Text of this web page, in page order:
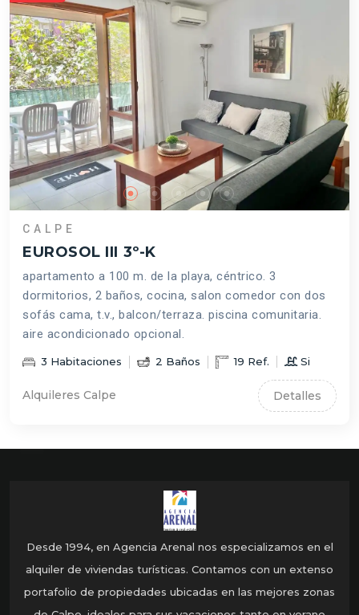
CALPE
EUROSOL III 3º-K
apartamento a 100 m. de la playa, céntrico. 3
dormitorios, 2 baños, cocina, salon comedor con dos
sofás cama, t.v., balcon/terraza. piscina comunitaria.
aire acondicionado opcional.
3 Habitaciones 2 Baños 19 Ref. Si
Alquileres Calpe Detalles
Desde 1994, en Agencia Arenal nos especializamos en el
alquiler de viviendas turísticas. Contamos con un extenso
portafolio de propiedades ubicadas en las mejores zonas